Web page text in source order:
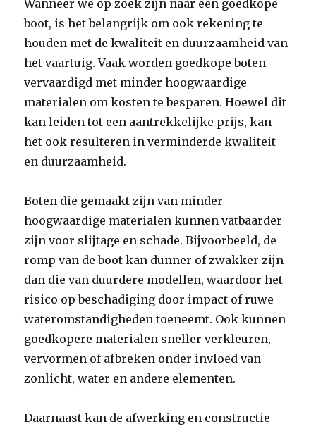
Wanneer we op zoek zijn naar een goedkope
boot, is het belangrijk om ook rekening te
houden met de kwaliteit en duurzaamheid van
het vaartuig. Vaak worden goedkope boten
vervaardigd met minder hoogwaardige
materialen om kosten te besparen. Hoewel dit
kan leiden tot een aantrekkelijke prijs, kan
het ook resulteren in verminderde kwaliteit
en duurzaamheid.
Boten die gemaakt zijn van minder
hoogwaardige materialen kunnen vatbaarder
zijn voor slijtage en schade. Bijvoorbeeld, de
romp van de boot kan dunner of zwakker zijn
dan die van duurdere modellen, waardoor het
risico op beschadiging door impact of ruwe
wateromstandigheden toeneemt. Ook kunnen
goedkopere materialen sneller verkleuren,
vervormen of afbreken onder invloed van
zonlicht, water en andere elementen.
Daarnaast kan de afwerking en constructie